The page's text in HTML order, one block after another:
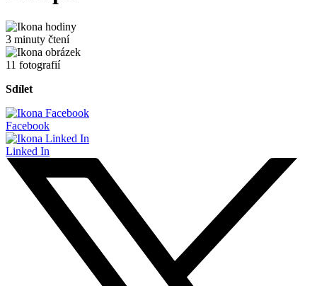
3 minuty čtení
11 fotografií
Sdílet
Facebook
Linked In